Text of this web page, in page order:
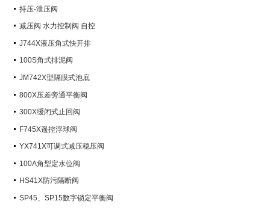
持压-泄压阀
减压阀 水力控制阀 自控
J744X液压角式快开排
100S角式排泥阀
JM742X型隔膜式池底
800X压差旁通平衡阀
300X缓闭式止回阀
F745X遥控浮球阀
YX741X可调式减压稳压阀
100A角型定水位阀
HS41X防污隔断阀
SP45、SP15数字锁定平衡阀